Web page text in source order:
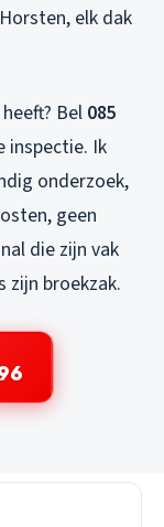
elk dak
Bel 085
inspectie. Ik
onderzoek,
geen
die zijn vak
zijn broekzak.